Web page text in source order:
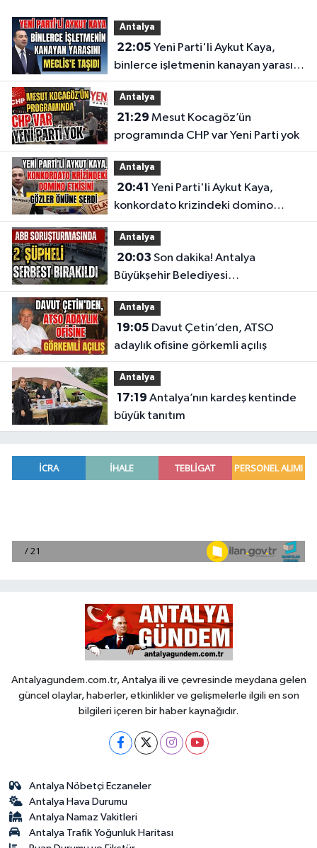
Antalya
22:05
binlerce işletmenin kanayan yarasını
Meclis'e taşıdı
Antalya
21:29
programında CHP var Yeni Parti yok
Antalya
20:41
konkordato krizindeki domino
etkisini gözler önüne serdi
Antalya
20:03
Büyükşehir Belediyesi
soruşturmasında 2 şüpheli serbest
bırakıldı
Antalya
19:05
adaylık ofisine görkemli açılış
Antalya
17:19
büyük tanıtım
Antalyagundem.com.tr, Antalya ili ve çevresinde meydana gelen
güncel olaylar, haberler, etkinlikler ve gelişmelerle ilgili en son
bilgileri içeren bir haber kaynağıdır.
Antalya Nöbetçi Eczaneler
Antalya Hava Durumu
Antalya Namaz Vakitleri
Antalya Trafik Yoğunluk Haritası